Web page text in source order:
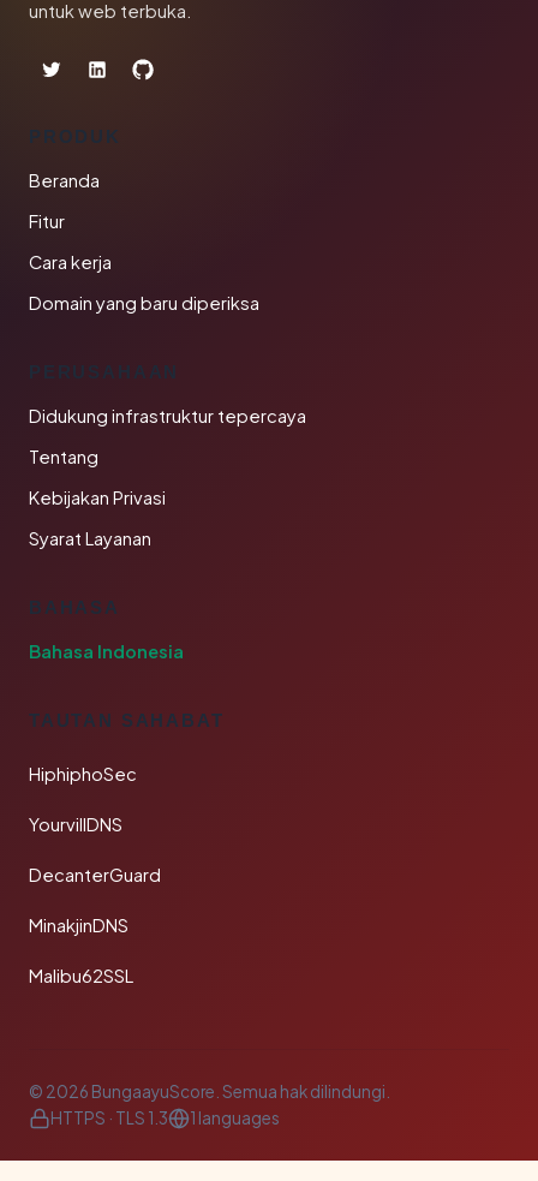
untuk web terbuka.
PRODUK
Beranda
Fitur
Cara kerja
Domain yang baru diperiksa
PERUSAHAAN
Didukung infrastruktur tepercaya
Tentang
Kebijakan Privasi
Syarat Layanan
BAHASA
Bahasa Indonesia
TAUTAN SAHABAT
HiphiphoSec
YourvillDNS
DecanterGuard
MinakjinDNS
Malibu62SSL
© 2026 BungaayuScore. Semua hak dilindungi.
HTTPS · TLS 1.3
1 languages